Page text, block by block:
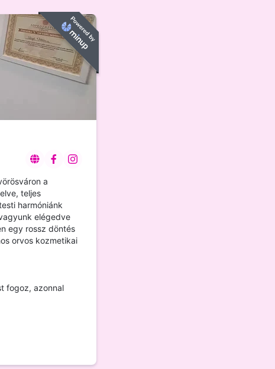
a
teljes
harmóniánk
elégedve
egy rossz döntés
orvos kozmetikai
fogoz, azonnal